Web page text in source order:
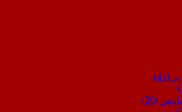
(41)
(26)